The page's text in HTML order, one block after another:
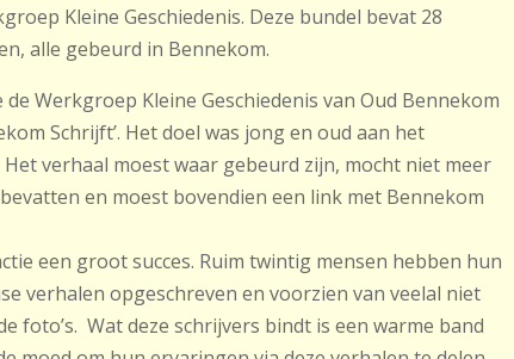
Kleine Geschiedenis. Deze bundel bevat 28
alle gebeurd in Bennekom.
de Werkgroep Kleine Geschiedenis van Oud Bennekom
Schrijft’. Het doel was jong en oud aan het
verhaal moest waar gebeurd zijn, mocht niet meer
en moest bovendien een link met Bennekom
een groot succes. Ruim twintig mensen hebben hun
verhalen opgeschreven en voorzien van veelal niet
foto’s. Wat deze schrijvers bindt is een warme band